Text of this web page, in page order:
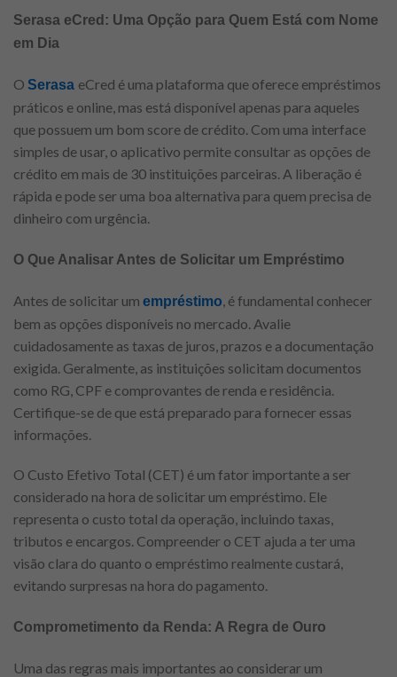
Serasa eCred: Uma Opção para Quem Está com Nome
em Dia
O Serasa eCred é uma plataforma que oferece empréstimos
práticos e online, mas está disponível apenas para aqueles
que possuem um bom score de crédito. Com uma interface
simples de usar, o aplicativo permite consultar as opções de
crédito em mais de 30 instituições parceiras. A liberação é
rápida e pode ser uma boa alternativa para quem precisa de
dinheiro com urgência.
O Que Analisar Antes de Solicitar um Empréstimo
Antes de solicitar um empréstimo , é fundamental conhecer
bem as opções disponíveis no mercado. Avalie
cuidadosamente as taxas de juros, prazos e a documentação
exigida. Geralmente, as instituições solicitam documentos
como RG, CPF e comprovantes de renda e residência.
Certifique-se de que está preparado para fornecer essas
informações.
O Custo Efetivo Total (CET) é um fator importante a ser
considerado na hora de solicitar um empréstimo. Ele
representa o custo total da operação, incluindo taxas,
tributos e encargos. Compreender o CET ajuda a ter uma
visão clara do quanto o empréstimo realmente custará,
evitando surpresas na hora do pagamento.
Comprometimento da Renda: A Regra de Ouro
Uma das regras mais importantes ao considerar um